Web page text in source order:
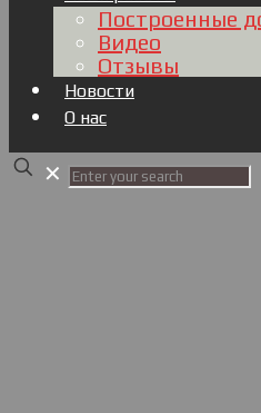
Построенные
Видео
Отзывы
Новости
О нас
✕